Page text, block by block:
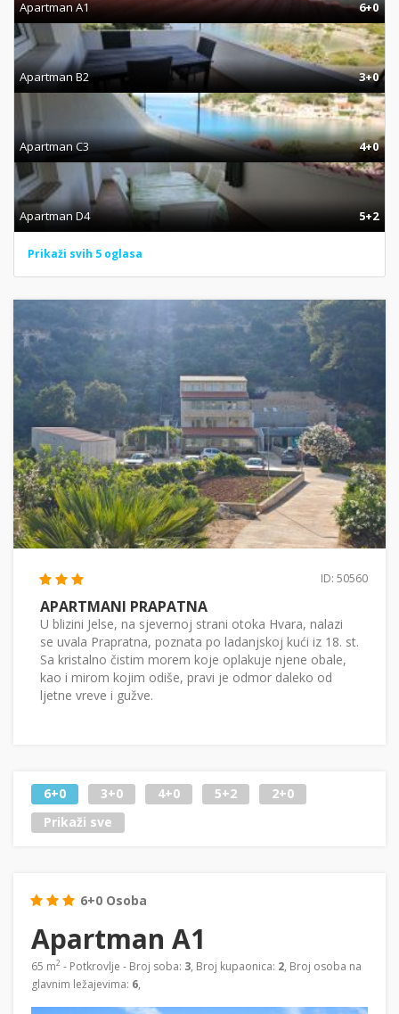
Apartman A1 6+0
Apartman B2 3+0
Apartman C3 4+0
Apartman D4 5+2
Prikaži svih 5 oglasa
ID: 50560
APARTMANI PRAPATNA
U blizini Jelse, na sjevernoj strani otoka Hvara, nalazi
se uvala Prapratna, poznata po ladanjskoj kući iz 18. st.
Sa kristalno čistim morem koje oplakuje njene obale,
kao i mirom kojim odiše, pravi je odmor daleko od
ljetne vreve i gužve.
6+0 3+0 4+0 5+2
2+0
Prikaži sve
6+0 Osoba
Apartman A1
65 m2 - Potkrovlje - Broj soba: 3, Broj kupaonica: 2, Broj osoba na
glavnim ležajevima: 6,